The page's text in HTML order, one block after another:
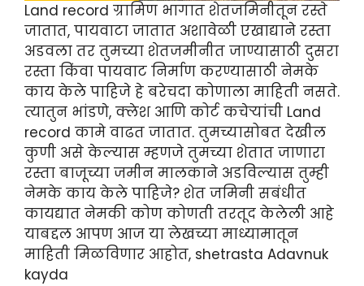
Land record ग्रामिण भागात शेतजमिनीतून रस्ते
जातात, पायवाटा जातात अशावेळी एखाद्याने रस्ता
अडवला तर तुमच्या शेतजमीनीत जाण्यासाठी दुसरा
रस्ता किंवा पायवाट निर्माण करण्यासाठी नेमके
काय केले पाहिजे हे बरेचदा कोणाला माहिती नसते.
त्यातुन भांडणे, क्लेश आणि कोर्ट कचेऱ्यांची Land
record कामे वाढत जातात. तुमच्यासोबत देखील
कुणी असे केल्यास म्हणजे तुमच्या शेतात जाणारा
रस्ता बाजूच्या जमीन मालकाने अडविल्यास तुम्ही
नेमके काय केले पाहिजे? शेत जमिनी सबंधीत
कायद्यात नेमकी कोण कोणती तरतूद केलेली आहे
याबद्दल आपण आज या लेखच्या माध्यामातून
माहिती मिळविणार आहोत, shetrasta Adavnuk
kayda